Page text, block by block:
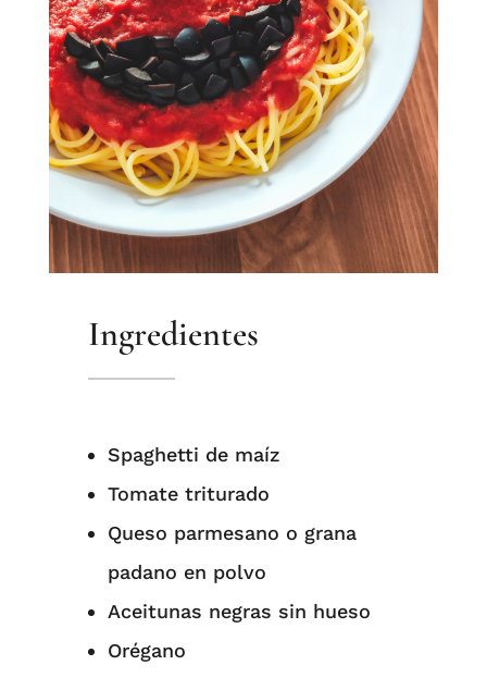
Ingredientes
Spaghetti de maíz ⁠
Tomate triturado⁠
Queso parmesano o grana
padano en polvo ⁠
Aceitunas negras sin hueso ⁠
Orégano ⁠